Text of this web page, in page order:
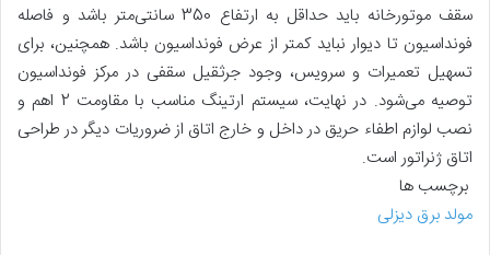
سقف موتورخانه باید حداقل به ارتفاع 350 سانتی‌متر باشد و فاصله
فونداسیون تا دیوار نباید کمتر از عرض فونداسیون باشد. همچنین، برای
تسهیل تعمیرات و سرویس، وجود جرثقیل سقفی در مرکز فونداسیون
توصیه می‌شود. در نهایت، سیستم ارتینگ مناسب با مقاومت 2 اهم و
نصب لوازم اطفاء حریق در داخل و خارج اتاق از ضروریات دیگر در طراحی
اتاق ژنراتور است.
برچسب ها
مولد برق دیزلی